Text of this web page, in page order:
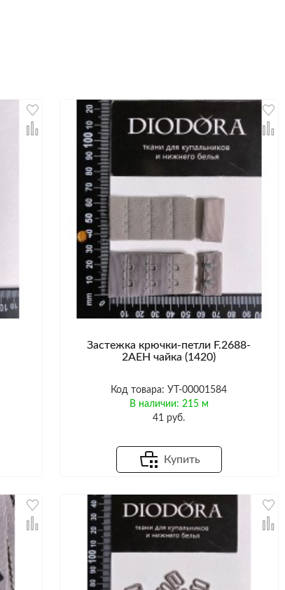
Застежка крючки-петли F.2688-
2AEH чайка (1420)
Код товара: УТ-00001584
В наличии: 215 м
41 руб.
Купить